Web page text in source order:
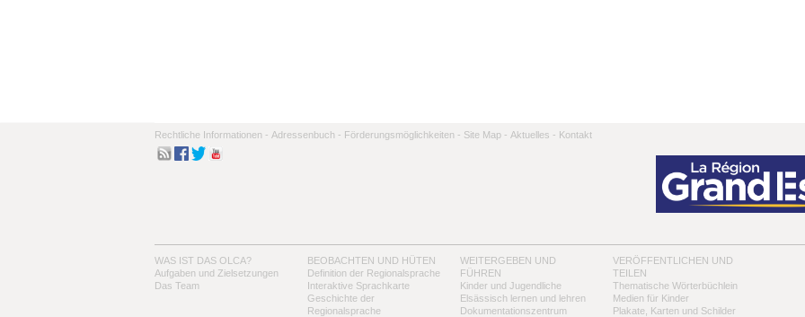
Rechtliche Informationen - Adressenbuch - Förderungsmöglichkeiten - Site Map - Aktuelles - Kontakt
WAS IST DAS OLCA?
Aufgaben und Zielsetzungen
Das Team
BEOBACHTEN UND HÜTEN
Definition der Regionalsprache
Interaktive Sprachkarte
Geschichte der
Regionalsprache
WEITERGEBEN UND
FÜHREN
Kinder und Jugendliche
Elsässisch lernen und lehren
Dokumentationszentrum
VERÖFFENTLICHEN UND
TEILEN
Thematische Wörterbüchlein
Medien für Kinder
Plakate, Karten und Schilder